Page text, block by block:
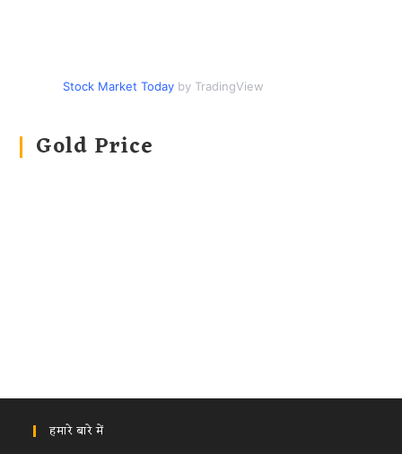
Stock Market Today by TradingView
Gold Price
हमारे बारे में